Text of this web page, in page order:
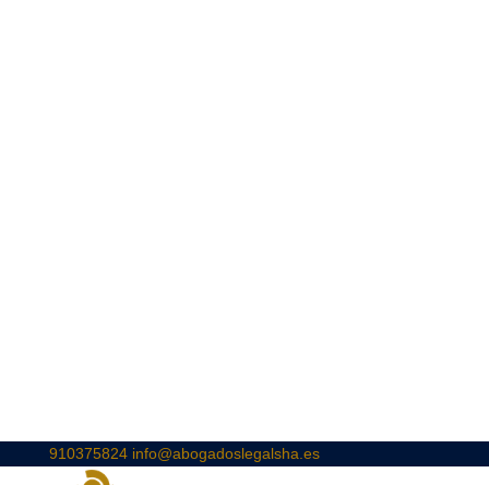
910375824 info@abogadoslegalsha.es